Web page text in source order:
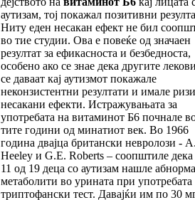
аутизам, тој покажал позитивни
Ниту еден несакан ефект не бил
во тие студии. Ова е повеќе од значаен
резултат за ефикасноста и безбедноста,
особено ако се знае дека другите
се даваат кај аутизмот покажале
неконзистентни резултати и имале
несакани ефекти. Истражувањата за
употребата на витаминот Б6 почнале
тите години од минатиот век. Во 1966
година двајца британски невролози -
Heeley и G.E. Roberts – соопштиле дека
11 од 19 деца со аутизам нашле
метаболити во урината при употребата
триптофански тест. Давајќи им по 30